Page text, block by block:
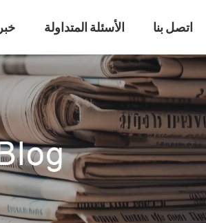
خبر الأسئلة المتداولة اتصل بنا